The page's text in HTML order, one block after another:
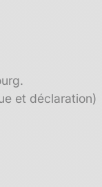
et déclaration)